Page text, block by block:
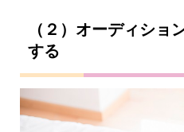
（２）オーディショ
する